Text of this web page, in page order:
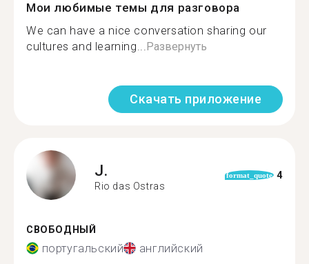
Мои любимые темы для разговора
We can have a nice conversation sharing our
cultures and learning...Развернуть
Скачать приложение
J.
Rio das Ostras
format_quote 4
СВОБОДНЫЙ
португальский английский